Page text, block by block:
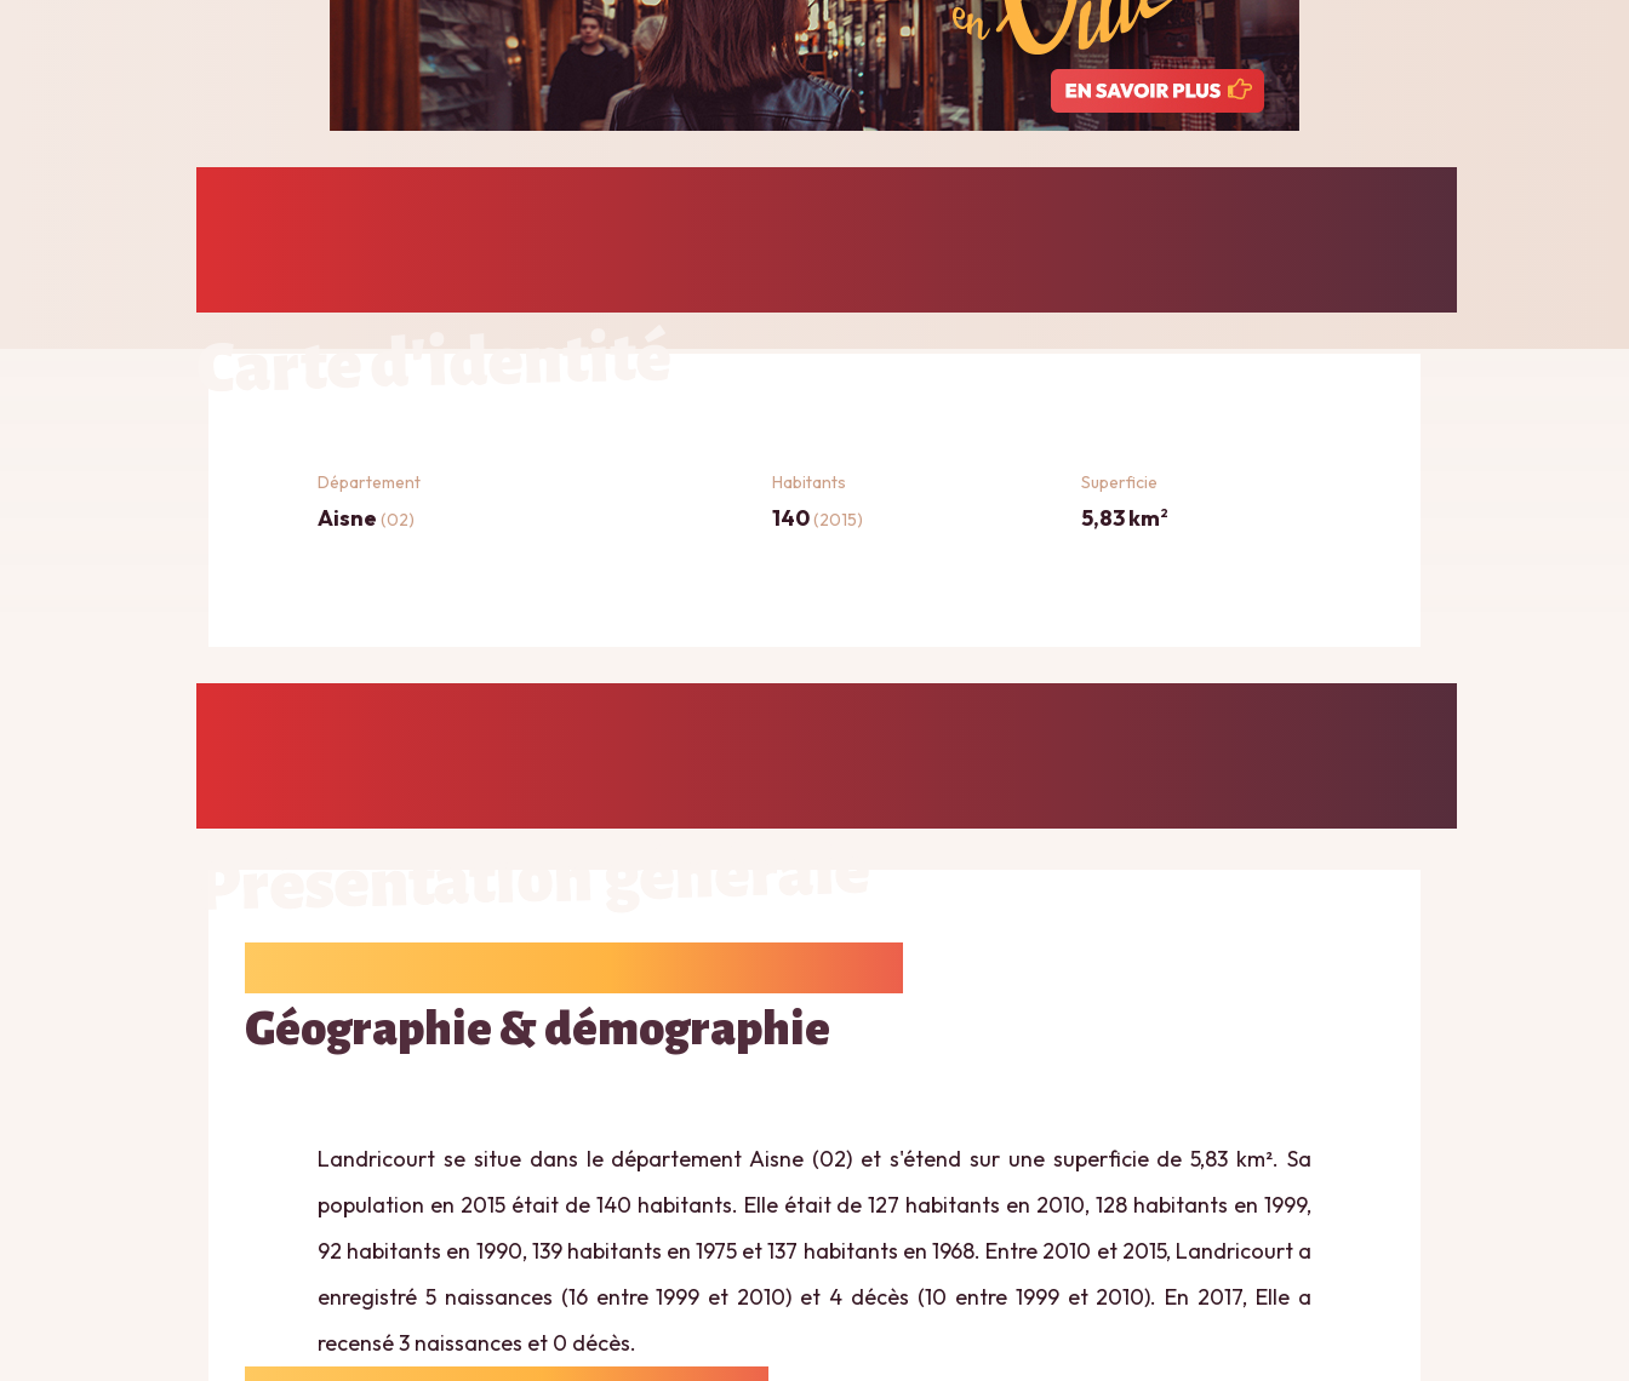
Carte d'identité
Département
Aisne (02)
Habitants
140(2015)
Superficie
5,83 km2
Géographie & démographie
Landricourt se situe dans le département Aisne (02) et s'étend sur une superficie de 5,83 km². Sa
population en 2015 était de 140 habitants. Elle était de 127 habitants en 2010, 128 habitants en 1999,
92 habitants en 1990, 139 habitants en 1975 et 137 habitants en 1968. Entre 2010 et 2015, Landricourt a
enregistré 5 naissances (16 entre 1999 et 2010) et 4 décès (10 entre 1999 et 2010). En 2017, Elle a
recensé 3 naissances et 0 décès.